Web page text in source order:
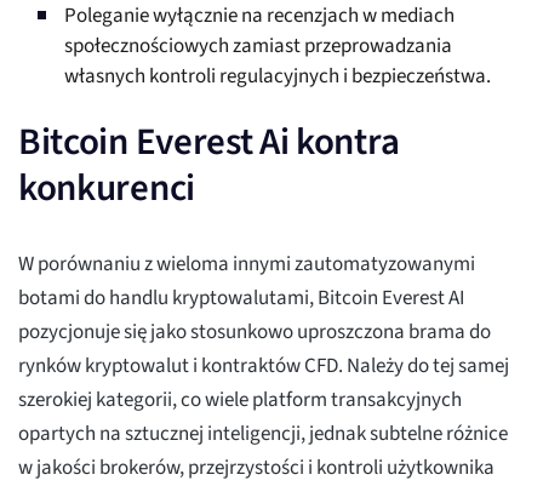
Poleganie wyłącznie na recenzjach w mediach
społecznościowych zamiast przeprowadzania
własnych kontroli regulacyjnych i bezpieczeństwa.
Bitcoin Everest Ai kontra
konkurenci
W porównaniu z wieloma innymi zautomatyzowanymi
botami do handlu kryptowalutami, Bitcoin Everest AI
pozycjonuje się jako stosunkowo uproszczona brama do
rynków kryptowalut i kontraktów CFD. Należy do tej samej
szerokiej kategorii, co wiele platform transakcyjnych
opartych na sztucznej inteligencji, jednak subtelne różnice
w jakości brokerów, przejrzystości i kontroli użytkownika